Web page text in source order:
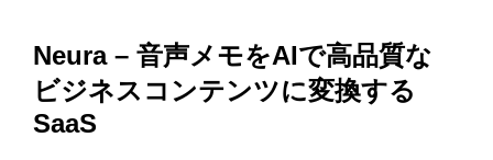
Neura – 音声メモをAIで高品質な
ビジネスコンテンツに変換する
SaaS